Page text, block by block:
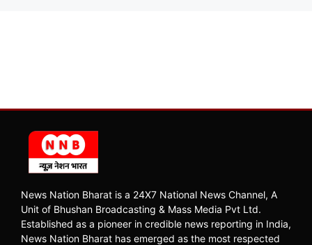
News Nation Bharat is a 24X7 National News Channel, A
Unit of Bhushan Broadcasting & Mass Media Pvt Ltd.
Established as a pioneer in credible news reporting in India,
News Nation Bharat has emerged as the most respected